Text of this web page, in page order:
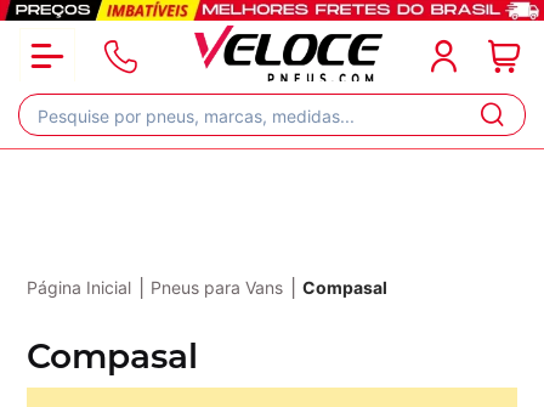
Página Inicial Pneus para Vans Compasal
Compasal